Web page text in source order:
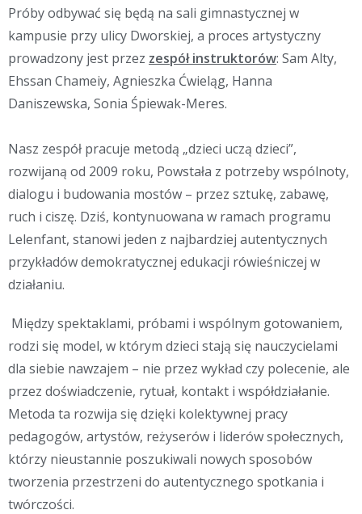
Próby odbywać się będą na sali gimnastycznej w
kampusie przy ulicy Dworskiej, a proces artystyczny
prowadzony jest przez zespół instruktorów: Sam Alty,
Ehssan Chameiy, Agnieszka Ćwieląg, Hanna
Daniszewska, Sonia Śpiewak-Meres.
Nasz zespół pracuje metodą „dzieci uczą dzieci”,
rozwijaną od 2009 roku, Powstała z potrzeby wspólnoty,
dialogu i budowania mostów – przez sztukę, zabawę,
ruch i ciszę. Dziś, kontynuowana w ramach programu
Lelenfant, stanowi jeden z najbardziej autentycznych
przykładów demokratycznej edukacji rówieśniczej w
działaniu.
Między spektaklami, próbami i wspólnym gotowaniem,
rodzi się model, w którym dzieci stają się nauczycielami
dla siebie nawzajem – nie przez wykład czy polecenie, ale
przez doświadczenie, rytuał, kontakt i współdziałanie.
Metoda ta rozwija się dzięki kolektywnej pracy
pedagogów, artystów, reżyserów i liderów społecznych,
którzy nieustannie poszukiwali nowych sposobów
tworzenia przestrzeni do autentycznego spotkania i
twórczości.